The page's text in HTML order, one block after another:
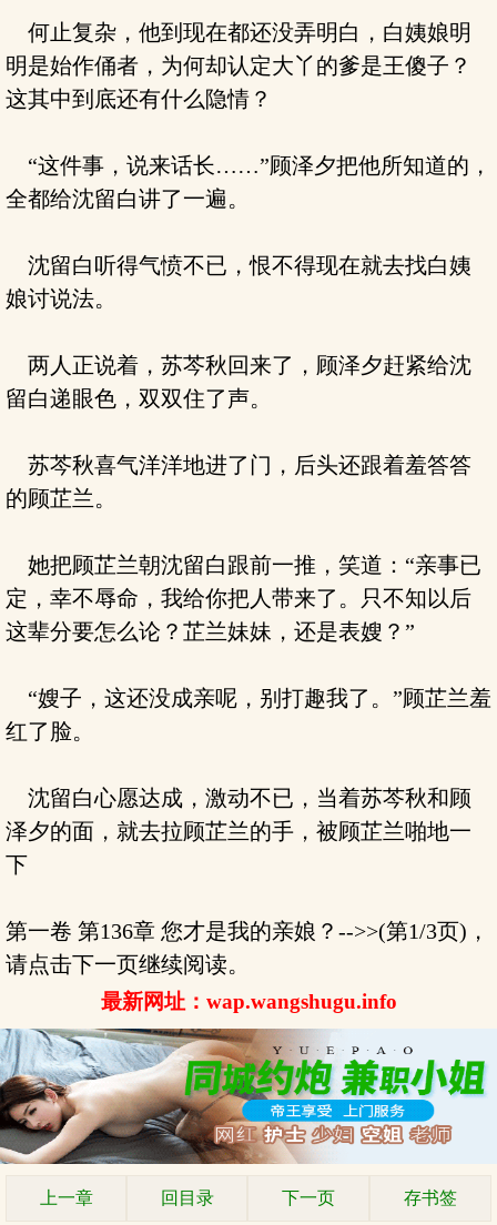
何止复杂，他到现在都还没弄明白，白姨娘明
明是始作俑者，为何却认定大丫的爹是王傻子？
这其中到底还有什么隐情？
“这件事，说来话长……”顾泽夕把他所知道的，
全都给沈留白讲了一遍。
沈留白听得气愤不已，恨不得现在就去找白姨
娘讨说法。
两人正说着，苏芩秋回来了，顾泽夕赶紧给沈
留白递眼色，双双住了声。
苏芩秋喜气洋洋地进了门，后头还跟着羞答答
的顾芷兰。
她把顾芷兰朝沈留白跟前一推，笑道：“亲事已
定，幸不辱命，我给你把人带来了。只不知以后
这辈分要怎么论？芷兰妹妹，还是表嫂？”
“嫂子，这还没成亲呢，别打趣我了。”顾芷兰羞
红了脸。
沈留白心愿达成，激动不已，当着苏芩秋和顾
泽夕的面，就去拉顾芷兰的手，被顾芷兰啪地一
下
第一卷 第136章 您才是我的亲娘？-->>(第1/3页)，
请点击下一页继续阅读。
最新网址：wap.wangshugu.info
上一章 回目录 下一页 存书签